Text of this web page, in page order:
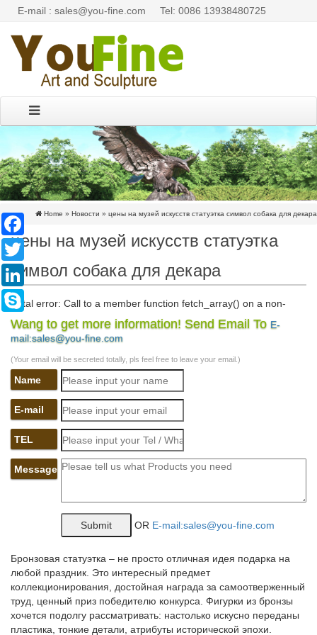
E-mail : sales@you-fine.com Tel: 0086 13938480725
Home » Новости » цены на музей искусств статуэтка символ собака для декара
цены на музей искусств статуэтка
символ собака для декара
Fatal error: Call to a member function fetch_array() on a non-
object in…
В кукморской аптеке завысили цены на «Нурофен» и «АЦЦ»
более чем…
302 Found
Цены – Кухни на заказ, мебель для кухни.
koncert.dream-land.by/luban
galereya-kartinok3vt.irbis-master.ru/о/3
Подушечка для колец на свадьбу крючком.
Contact Support
На Лондонской бирже ICE Futures цены на.
Fatal error: Uncaught Error: Call to a member function
fetch_assoc() on…
аву на вк для мальчиков.
Wang to get more information! Send Email To E-
mail:sales@you-fine.com
(Your email will be secreted totally, pls feel free to leave your email.)
Name
E-mail
TEL
Message
OR E-mail:sales@you-fine.com
Бронзовая статуэтка – не просто отличная идея подарка на
любой праздник. Это интересный предмет
коллекционирования, достойная награда за самоотверженный
труд, ценный приз победителю конкурса. Фигурки из бронзы
хочется подолгу рассматривать: настолько искусно переданы
пластика, тонкие детали, атрибуты исторической эпохи.
Facebook
Twitter
LinkedIn